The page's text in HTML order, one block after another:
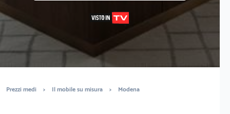
Prezzi medi > Il mobile su misura > Modena